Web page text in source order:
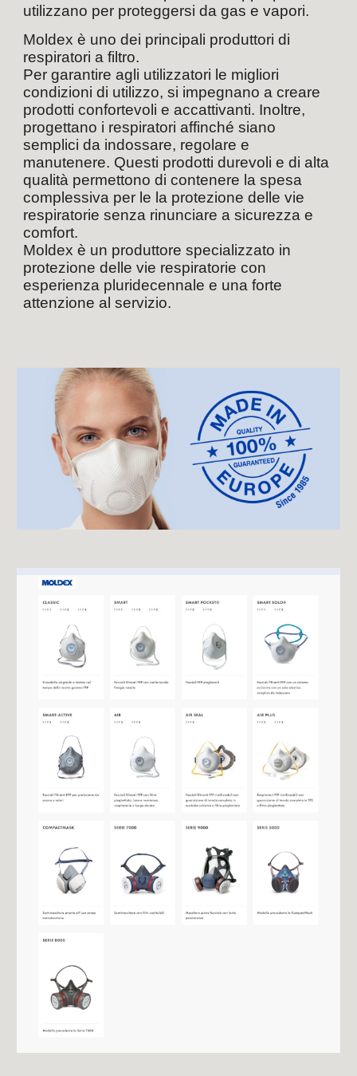
utilizzano per proteggersi da gas e vapori.
Moldex è uno dei principali produttori di
respiratori a filtro.
Per garantire agli utilizzatori le migliori
condizioni di utilizzo, si impegnano a creare
prodotti confortevoli e accattivanti. Inoltre,
progettano i respiratori affinché siano
semplici da indossare, regolare e
manutenere. Questi prodotti durevoli e di alta
qualità permettono di contenere la spesa
complessiva per le la protezione delle vie
respiratorie senza rinunciare a sicurezza e
comfort.
Moldex è un produttore specializzato in
protezione delle vie respiratorie con
esperienza pluridecennale e una forte
attenzione al servizio.